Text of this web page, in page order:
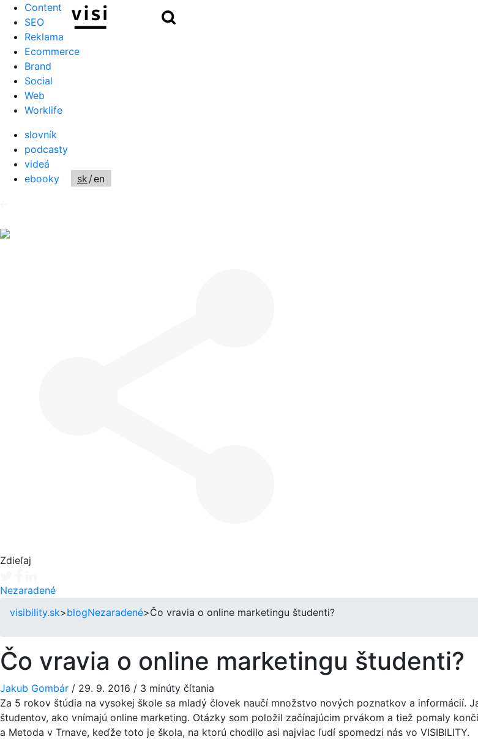
Content
SEO
Reklama
Ecommerce
Brand
Social
Web
Worklife
slovník
podcasty
videá
ebooky
sk/en
Zdieľaj
Nezaradené
visibility.sk>blogNezaradené>Čo vravia o online marketingu študenti?
Čo vravia o online marketingu študenti?
Jakub Gombár / 29. 9. 2016 / 3 minúty čítania
Za 5 rokov štúdia na vysokej škole sa mladý človek naučí množstvo nových poznatkov a informácií.
študentov, ako vnímajú online marketing. Otázky som položil začínajúcim prvákom a tiež pomaly
a Metoda v Trnave, keďže toto je škola, na ktorú chodilo asi najviac ľudí spomedzi nás vo VISIBILITY.